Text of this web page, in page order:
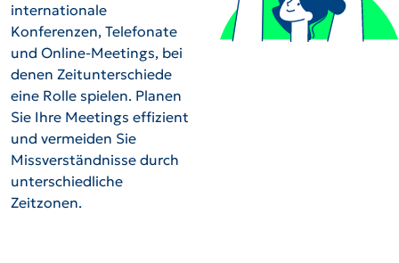
internationale
Konferenzen, Telefonate
und Online-Meetings, bei
denen Zeitunterschiede
eine Rolle spielen. Planen
Sie Ihre Meetings effizient
und vermeiden Sie
Missverständnisse durch
unterschiedliche
Zeitzonen.